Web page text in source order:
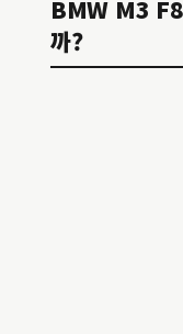
BMW M3
까?